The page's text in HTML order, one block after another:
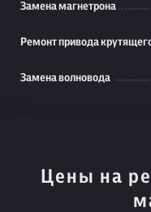
Замена магнетрона
Ремонт привода
Замена волновода
Цены на